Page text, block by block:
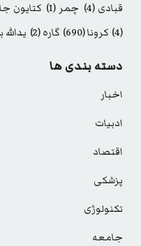
قبادی (4) چمر (1) کتایون
(4)
کرونا(690) گاره(2)
دسته بندی ها
اخبار
ادبیات
اقتصاد
پزشکی
تکنولوژی
جامعه